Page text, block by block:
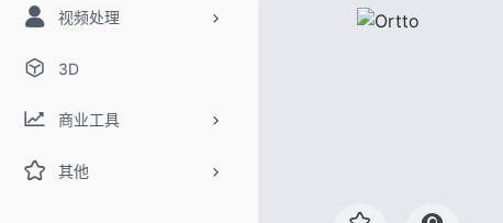
视频处理
3D
商业工具
其他